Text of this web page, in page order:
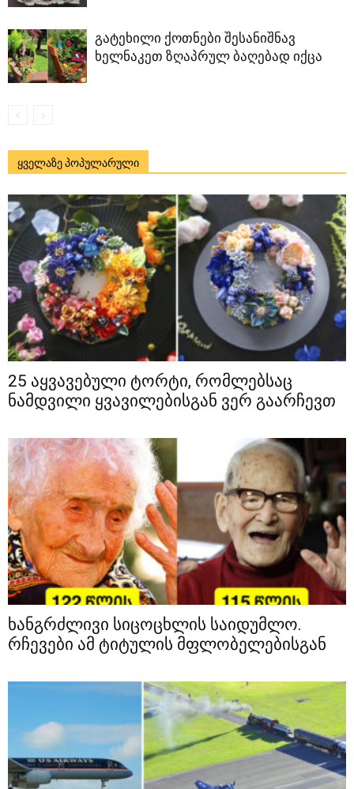
გატეხილი ქოთნები შესანიშნავ
ხელნაკეთ ზღაპრულ ბაღებად იქცა
ყველაზე პოპულარული
25 აყვავებული ტორტი, რომლებსაც
ნამდვილი ყვავილებისგან ვერ გაარჩევთ
ხანგრძლივი სიცოცხლის საიდუმლო.
რჩევები ამ ტიტულის მფლობელებისგან